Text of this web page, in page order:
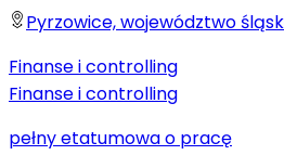
Pyrzowice, województwo
Finanse i controlling
Finanse i controlling
pełny etatumowa o pracę